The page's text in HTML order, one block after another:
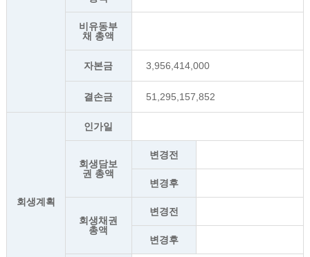
비유동부
채 총액
자본금 3,956,414,000
결손금 51,295,157,852
회생계획
인가일
회생담보
권 총액
변경전
변경후
회생채권
총액
변경전
변경후